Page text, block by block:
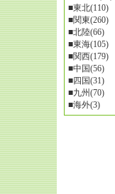
■東北(110)
■関東(260)
■北陸(66)
■東海(105)
■関西(179)
■中国(56)
■四国(31)
■九州(70)
■海外(3)